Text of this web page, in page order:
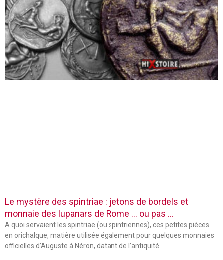
Le mystère des spintriae : jetons de bordels et
monnaie des lupanars de Rome … ou pas …
A quoi servaient les spintriae (ou spintriennes), ces petites pièces
en orichalque, matière utilisée également pour quelques monnaies
officielles d’Auguste à Néron, datant de l’antiquité